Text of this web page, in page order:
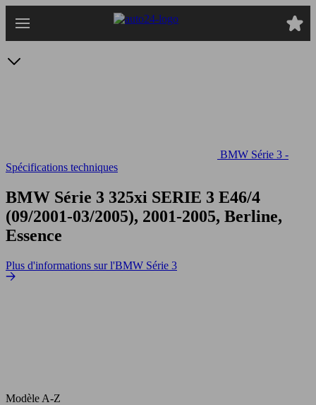
au
BMW Série 3 -
Spécifications techniques
BMW Série 3 325xi SERIE 3 E46/4
(09/2001-03/2005), 2001-2005, Berline,
Essence
Plus d'informations sur l'BMW Série 3
Modèle A-Z